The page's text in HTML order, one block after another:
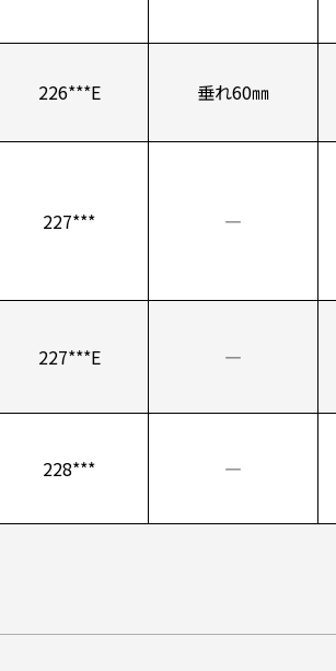
226***E 垂れ60㎜
227*** ―
227***E ―
228*** ―